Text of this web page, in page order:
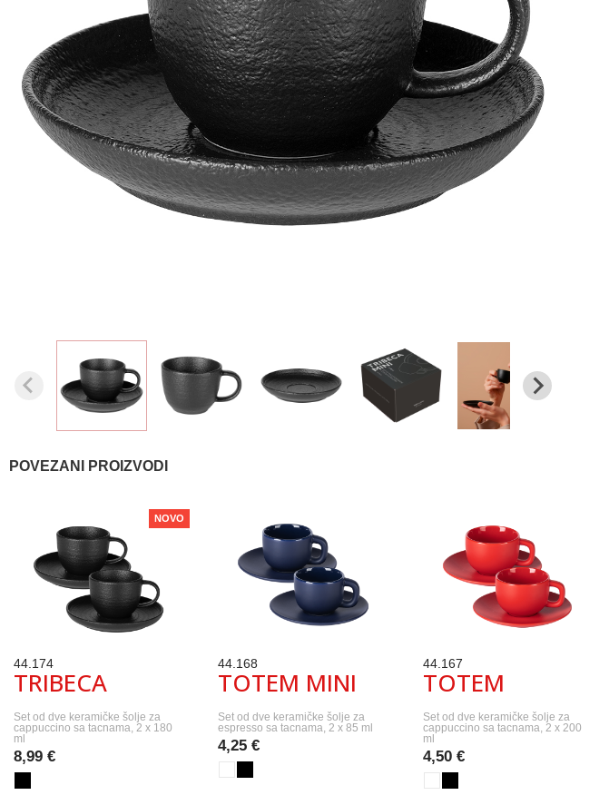
POVEZANI PROIZVODI
NOVO
44.174
TRIBECA
Set od dve keramičke šolje za
cappuccino sa tacnama, 2 x 180
ml
8,99 €
44.168
TOTEM MINI
Set od dve keramičke šolje za
espresso sa tacnama, 2 x 85 ml
4,25 €
44.167
TOTEM
Set od dve keramičke šolje za
cappuccino sa tacnama, 2 x 200
ml
4,50 €